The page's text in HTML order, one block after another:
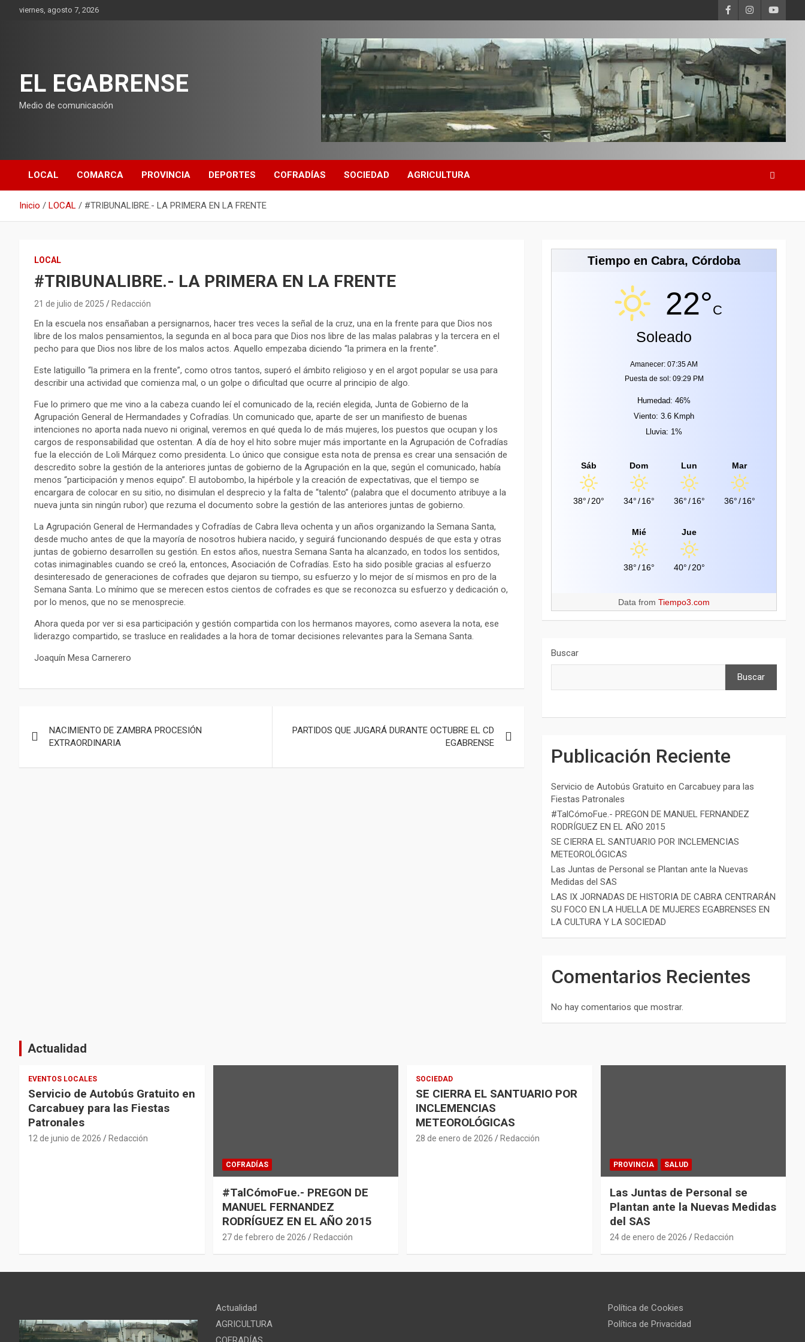
viernes, agosto 7, 2026
EL EGABRENSE
Medio de comunicación
LOCAL COMARCA PROVINCIA DEPORTES COFRADÍAS SOCIEDAD AGRICULTURA
Inicio LOCAL #TRIBUNALIBRE.- LA PRIMERA EN LA FRENTE
LOCAL
#TRIBUNALIBRE.- LA PRIMERA EN LA FRENTE
21 de julio de 2025 Redacción
En la escuela nos ensañaban a persignarnos, hacer tres veces la señal de la cruz, una en la frente para que Dios nos
libre de los malos pensamientos, la segunda en al boca para que Dios nos libre de las malas palabras y la tercera en el
pecho para que Dios nos libre de los malos actos. Aquello empezaba diciendo “la primera en la frente”.
Este latiguillo “la primera en la frente”, como otros tantos, superó el ámbito religioso y en el argot popular se usa para
describir una actividad que comienza mal, o un golpe o dificultad que ocurre al principio de algo.
Fue lo primero que me vino a la cabeza cuando leí el comunicado de la, recién elegida, Junta de Gobierno de la
Agrupación General de Hermandades y Cofradías. Un comunicado que, aparte de ser un manifiesto de buenas
intenciones no aporta nada nuevo ni original, veremos en qué queda lo de más mujeres, los puestos que ocupan y los
cargos de responsabilidad que ostentan. A día de hoy el hito sobre mujer más importante en la Agrupación de Cofradías
fue la elección de Loli Márquez como presidenta. Lo único que consigue esta nota de prensa es crear una sensación de
descredito sobre la gestión de la anteriores juntas de gobierno de la Agrupación en la que, según el comunicado, había
menos “participación y menos equipo”. El autobombo, la hipérbole y la creación de expectativas, que el tiempo se
encargara de colocar en su sitio, no disimulan el desprecio y la falta de “talento” (palabra que el documento atribuye a la
nueva junta sin ningún rubor) que rezuma el documento sobre la gestión de las anteriores juntas de gobierno.
La Agrupación General de Hermandades y Cofradías de Cabra lleva ochenta y un años organizando la Semana Santa,
desde mucho antes de que la mayoría de nosotros hubiera nacido, y seguirá funcionando después de que esta y otras
juntas de gobierno desarrollen su gestión. En estos años, nuestra Semana Santa ha alcanzado, en todos los sentidos,
cotas inimaginables cuando se creó la, entonces, Asociación de Cofradías. Esto ha sido posible gracias al esfuerzo
desinteresado de generaciones de cofrades que dejaron su tiempo, su esfuerzo y lo mejor de sí mismos en pro de la
Semana Santa. Lo mínimo que se merecen estos cientos de cofrades es que se reconozca su esfuerzo y dedicación o,
por lo menos, que no se menosprecie.
Ahora queda por ver si esa participación y gestión compartida con los hermanos mayores, como asevera la nota, ese
liderazgo compartido, se trasluce en realidades a la hora de tomar decisiones relevantes para la Semana Santa.
Joaquín Mesa Carnerero
de
entradas
NACIMIENTO DE ZAMBRA PROCESIÓN
EXTRAORDINARIA
PARTIDOS QUE JUGARÁ DURANTE OCTUBRE EL CD
EGABRENSE
Tiempo en Cabra, Córdoba
22°C
Soleado
Amanecer: 07:35 AM
Puesta de sol: 09:29 PM
Humedad: 46%
Viento: 3.6 Kmph
Lluvia: 1%
Sáb
38°/ 20°
Dom
34°/ 16°
Lun
36°/ 16°
Mar
36°/ 16°
Mié
38°/ 16°
Jue
40°/ 20°
Data fromTiempo3.com
Buscar
Buscar
Publicación Reciente
Servicio de Autobús Gratuito en Carcabuey para las
Fiestas Patronales
#TalCómoFue.- PREGON DE MANUEL FERNANDEZ
RODRÍGUEZ EN EL AÑO 2015
SE CIERRA EL SANTUARIO POR INCLEMENCIAS
METEOROLÓGICAS
Las Juntas de Personal se Plantan ante la Nuevas
Medidas del SAS
LAS IX JORNADAS DE HISTORIA DE CABRA CENTRARÁN
SU FOCO EN LA HUELLA DE MUJERES EGABRENSES EN
LA CULTURA Y LA SOCIEDAD
Comentarios Recientes
No hay comentarios que mostrar.
Actualidad
EVENTOS LOCALES
Servicio de Autobús Gratuito en
Carcabuey para las Fiestas
Patronales
12 de junio de 2026 Redacción
COFRADÍAS
#TalCómoFue.- PREGON DE
MANUEL FERNANDEZ
RODRÍGUEZ EN EL AÑO 2015
27 de febrero de 2026 Redacción
SOCIEDAD
SE CIERRA EL SANTUARIO POR
INCLEMENCIAS
METEOROLÓGICAS
28 de enero de 2026 Redacción
PROVINCIA SALUD
Las Juntas de Personal se
Plantan ante la Nuevas Medidas
del SAS
24 de enero de 2026 Redacción
Actualidad
AGRICULTURA
Política de Cookies
Política de Privacidad